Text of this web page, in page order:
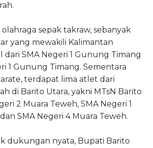
sepak takraw, sebanyak
yang mewakili Kalimantan
dari SMA Negeri 1 Gunung Timang
1 Gunung Timang. Sementara
terdapat lima atlet dari
di Barito Utara, yakni MTsN Barito
2 Muara Teweh, SMA Negeri 1
SMA Negeri 4 Muara Teweh.
dukungan nyata, Bupati Barito